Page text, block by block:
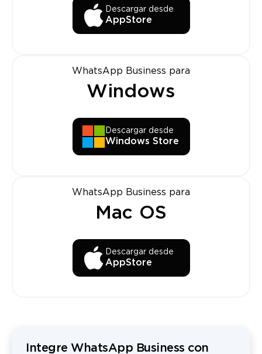
Descargar desde
AppStore
WhatsApp Business para
Windows
Descargar desde
Windows Store
WhatsApp Business para
Mac OS
Descargar desde
AppStore
Integre WhatsApp Business con